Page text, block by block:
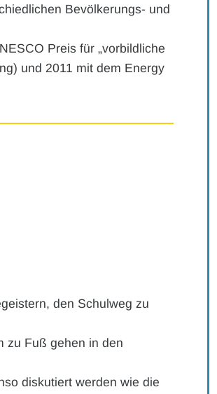
Bevölkerungs- und
Preis für „vorbildliche
und 2011 mit dem Energy
den Schulweg zu
zu Fuß gehen in den
diskutiert werden wie die